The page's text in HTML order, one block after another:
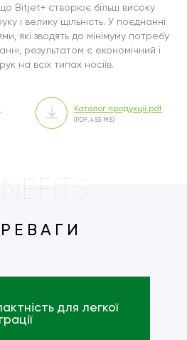
Bitjet+ створює більш високу
і велику щільність. У поєднанні
які зводять до мінімуму потребу
результатом є економічний і
на всіх типах носіїв.
Каталог продукції.pdf
(PDF, 4.53 MB)
для легкої